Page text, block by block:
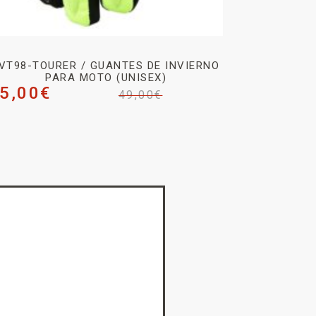
TOURER / GUANTES DE INVIERNO
PARA MOTO (UNISEX)
49,00€
€